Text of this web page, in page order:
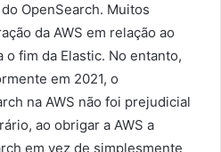
OpenSearch. Muitos
da AWS em relação ao
fim da Elastic. No entanto,
em 2021, o
na AWS não foi prejudicial
ao obrigar a AWS a
em vez de simplesmente